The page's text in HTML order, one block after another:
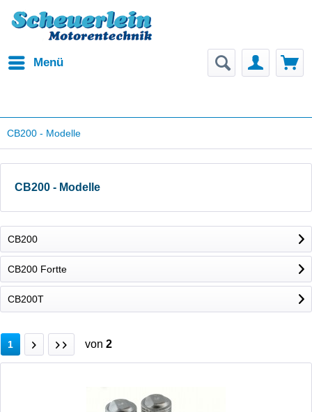
Menü
CB200 - Modelle
CB200 - Modelle
CB200
CB200 Fortte
CB200T
1 von 2